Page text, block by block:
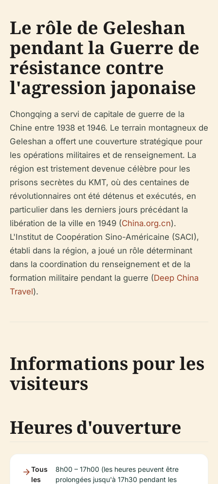
Le rôle de Geleshan
pendant la Guerre de
résistance contre
l'agression japonaise
Chongqing a servi de capitale de guerre de la
Chine entre 1938 et 1946. Le terrain montagneux de
Geleshan a offert une couverture stratégique pour
les opérations militaires et de renseignement. La
région est tristement devenue célèbre pour les
prisons secrètes du KMT, où des centaines de
révolutionnaires ont été détenus et exécutés, en
particulier dans les derniers jours précédant la
libération de la ville en 1949 (China.org.cn).
L'Institut de Coopération Sino-Américaine (SACI),
établi dans la région, a joué un rôle déterminant
dans la coordination du renseignement et de la
formation militaire pendant la guerre (Deep China
Travel).
Informations pour les
visiteurs
Heures d'ouverture
Tous
les
8h00 – 17h00 (les heures peuvent être
prolongées jusqu'à 17h30 pendant les